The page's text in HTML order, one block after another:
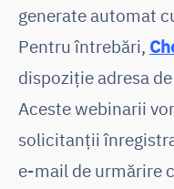
generate automat
Pentru întrebări,
dispoziție adresa
Aceste webinarii
solicitanții
e-mail de urmărire